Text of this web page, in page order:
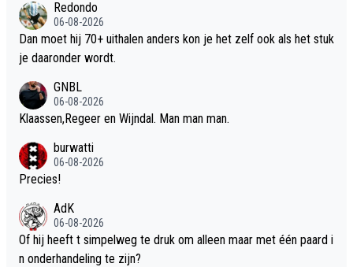
Redondo
06-08-2026
Dan moet hij 70+ uithalen anders kon je het zelf ook als het stuk
je daaronder wordt.
GNBL
06-08-2026
Klaassen,Regeer en Wijndal. Man man man.
burwatti
06-08-2026
Precies!
AdK
06-08-2026
Of hij heeft t simpelweg te druk om alleen maar met één paard i
n onderhandeling te zijn?